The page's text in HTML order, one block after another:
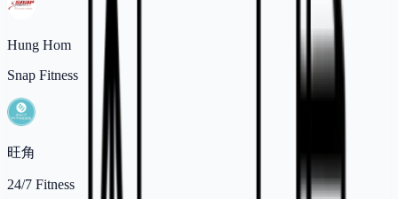
Hung Hom
Snap Fitness
旺角
24/7 Fitness